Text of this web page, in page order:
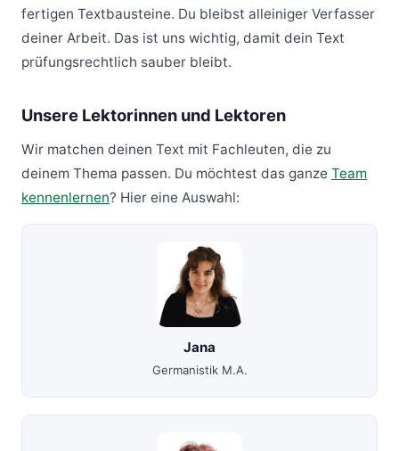
fertigen Textbausteine. Du bleibst alleiniger Verfasser
deiner Arbeit. Das ist uns wichtig, damit dein Text
prüfungsrechtlich sauber bleibt.
Unsere Lektorinnen und Lektoren
Wir matchen deinen Text mit Fachleuten, die zu
deinem Thema passen. Du möchtest das ganze Team
kennenlernen? Hier eine Auswahl:
Jana
Germanistik M.A.